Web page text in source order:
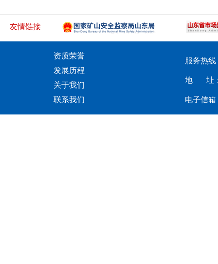
友情链接
资质荣誉
发展历程
关于我们
联系我们
服务热线
地 址：
电子信箱